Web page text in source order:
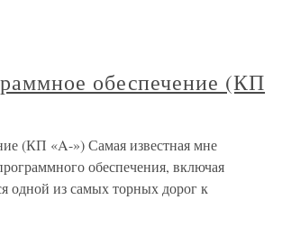
обеспечение (КП
(КП «A-») Самая известная мне
обеспечения, включая
одной из самых торных дорог к